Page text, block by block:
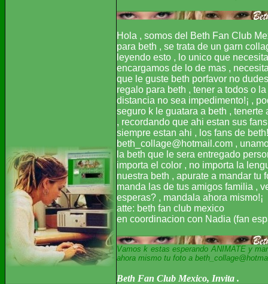
Hola , somos del Beth Fan Club
para beth , se trata de un garn
leyendo esto , lo unico que
encargamos de lo de mas ,
que le guste beth porfavor no
regalo para beth , tener a todos o
distancia no sea impedimento!¡ ,
seguro k le guatara a beth ,
, recordando que ahi estan sus
siempre estan ahi , los fans de
beth_collage@hotmail.com ,
la beth que le sera entregado
importa el color , no importa la
nuestra beth , apurate a mandar tu
manda las de tus amigos familia ,
esperas? , mandala ahora mismo!¡
atte: beth fan club mexico
en coordinacion con Nadia (fan
Vamos k estas esperando ANIMATE y
ahora mismo tu foto a
Beth Fan Club Mexico, Invita .